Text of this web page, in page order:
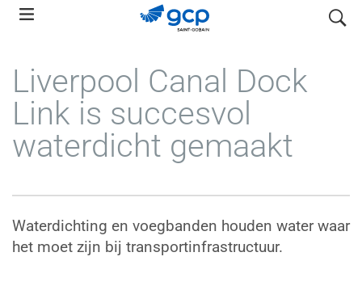
Skip
navigation
search
Liverpool Canal Dock
Link is succesvol
waterdicht gemaakt
Waterdichting en voegbanden houden water waar
het moet zijn bij transportinfrastructuur.